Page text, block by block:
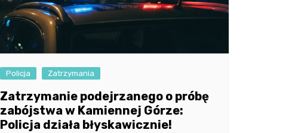
Policja Zatrzymania
Zatrzymanie podejrzanego o próbę
zabójstwa w Kamiennej Górze:
Policja działa błyskawicznie!